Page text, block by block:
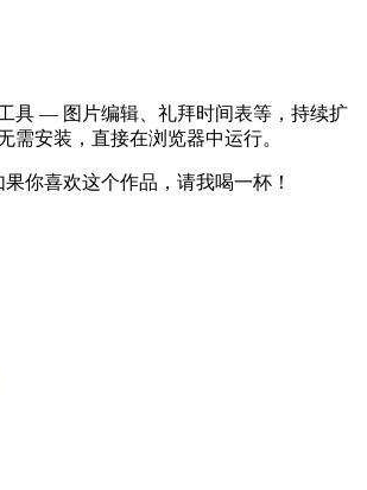
具 — 图片编辑、礼拜时间表等，持续扩
需安装，直接在浏览器中运行。
你喜欢这个作品，请我喝一杯！